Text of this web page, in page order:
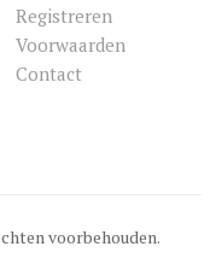
Registreren
Voorwaarden
Contact
voorbehouden.